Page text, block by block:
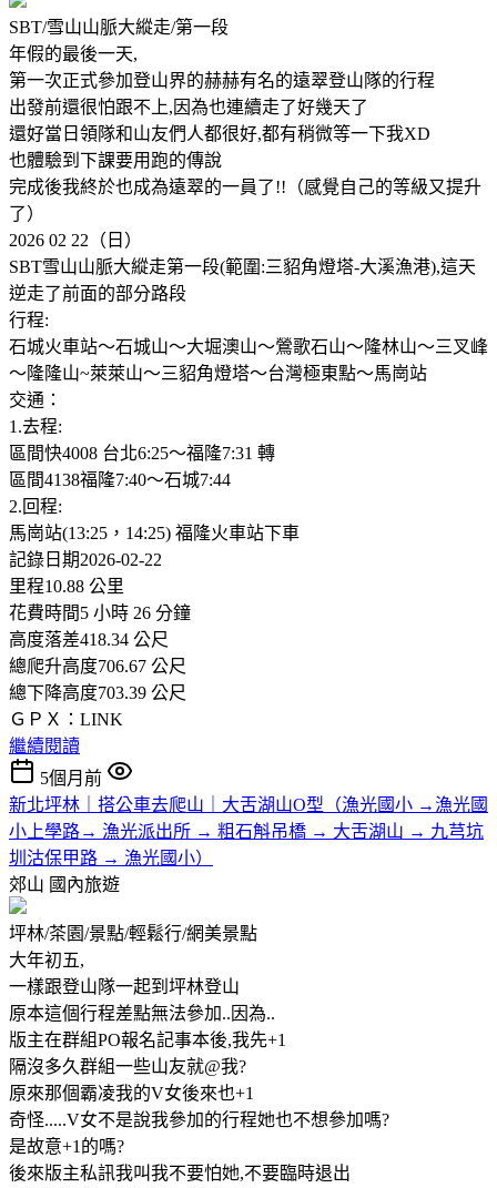
SBT/雪山山脈大縱走/第一段
年假的最後一天,
第一次正式參加登山界的赫赫有名的遠翠登山隊的行程
出發前還很怕跟不上,因為也連續走了好幾天了
還好當日領隊和山友們人都很好,都有稍微等一下我XD
也體驗到下課要用跑的傳說
完成後我終於也成為遠翠的一員了!!（感覺自己的等級又提升
了）
2026 02 22（日）
SBT雪山山脈大縱走第一段(範圍:三貂角燈塔-大溪漁港),這天
逆走了前面的部分路段
行程:
石城火車站～石城山～大堀澳山～鶯歌石山～隆林山～三叉峰
～隆隆山~萊萊山～三貂角燈塔～台灣極東點～馬崗站
交通：
1.去程:
區間快4008 台北6:25～福隆7:31 轉
區間4138福隆7:40～石城7:44
2.回程:
馬崗站(13:25，14:25) 福隆火車站下車
記錄日期2026-02-22
里程10.88 公里
花費時間5 小時 26 分鐘
高度落差418.34 公尺
總爬升高度706.67 公尺
總下降高度703.39 公尺
ＧＰＸ：LINK
繼續閱讀
5個月前
新北坪林｜搭公車去爬山｜大舌湖山O型（漁光國小 →漁光國
小上學路→ 漁光派出所 → 粗石斛吊橋 → 大舌湖山 → 九芎坑
圳沽保甲路 → 漁光國小）
郊山 國內旅遊
坪林/茶園/景點/輕鬆行/網美景點
大年初五,
一樣跟登山隊一起到坪林登山
原本這個行程差點無法參加..因為..
版主在群組PO報名記事本後,我先+1
隔沒多久群組一些山友就@我?
原來那個霸凌我的V女後來也+1
奇怪.....V女不是說我參加的行程她也不想參加嗎?
是故意+1的嗎?
後來版主私訊我叫我不要怕她,不要臨時退出